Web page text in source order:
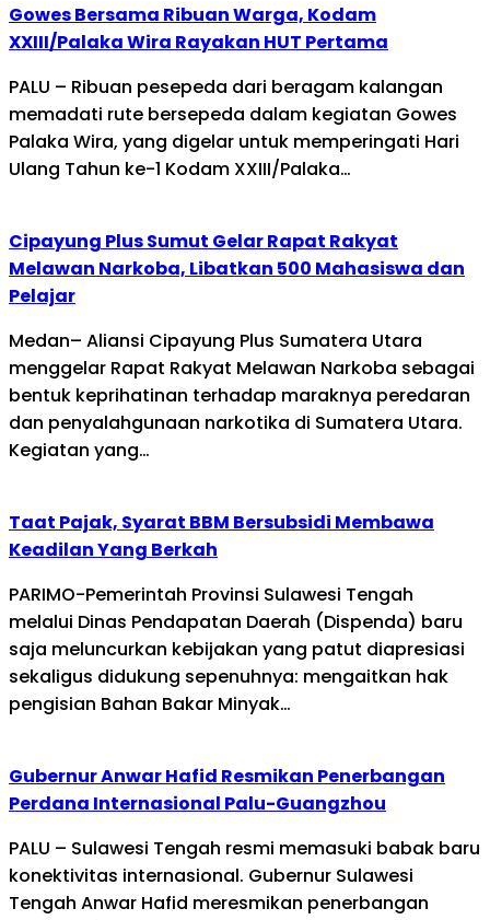
Gowes Bersama Ribuan Warga, Kodam
XXIII/Palaka Wira Rayakan HUT Pertama
PALU – Ribuan pesepeda dari beragam kalangan
memadati rute bersepeda dalam kegiatan Gowes
Palaka Wira, yang digelar untuk memperingati Hari
Ulang Tahun ke-1 Kodam XXIII/Palaka…
Cipayung Plus Sumut Gelar Rapat Rakyat
Melawan Narkoba, Libatkan 500 Mahasiswa dan
Pelajar
Medan– Aliansi Cipayung Plus Sumatera Utara
menggelar Rapat Rakyat Melawan Narkoba sebagai
bentuk keprihatinan terhadap maraknya peredaran
dan penyalahgunaan narkotika di Sumatera Utara.
Kegiatan yang…
Taat Pajak, Syarat BBM Bersubsidi Membawa
Keadilan Yang Berkah
PARIMO-Pemerintah Provinsi Sulawesi Tengah
melalui Dinas Pendapatan Daerah (Dispenda) baru
saja meluncurkan kebijakan yang patut diapresiasi
sekaligus didukung sepenuhnya: mengaitkan hak
pengisian Bahan Bakar Minyak…
Gubernur Anwar Hafid Resmikan Penerbangan
Perdana Internasional Palu-Guangzhou
PALU – Sulawesi Tengah resmi memasuki babak baru
konektivitas internasional. Gubernur Sulawesi
Tengah Anwar Hafid meresmikan penerbangan